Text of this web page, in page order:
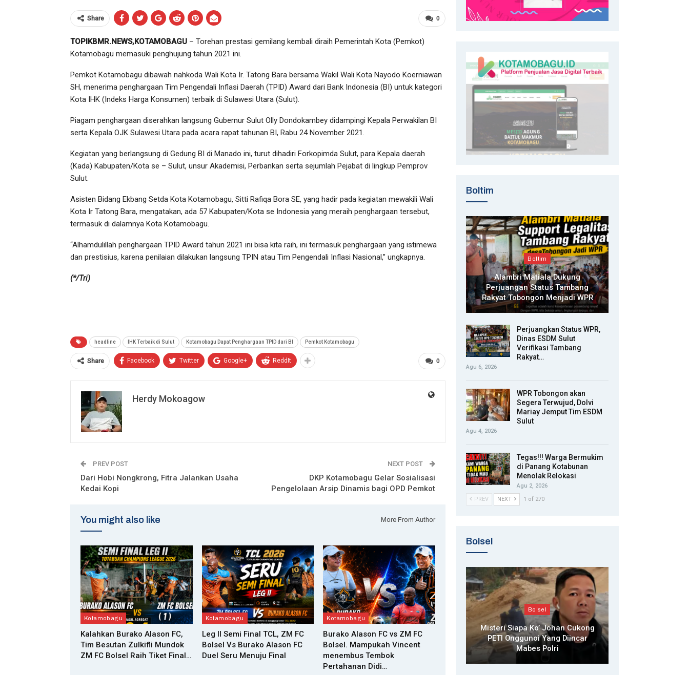
0
Share
TOPIKBMR.NEWS,KOTAMOBAGU – Torehan prestasi gemilang kembali diraih Pemerintah Kota (Pemkot)
Kotamobagu memasuki penghujung tahun 2021 ini.
Pemkot Kotamobagu dibawah nahkoda Wali Kota Ir. Tatong Bara bersama Wakil Wali Kota Nayodo Koerniawan
SH, menerima penghargaan Tim Pengendali Inflasi Daerah (TPID) Award dari Bank Indonesia (BI) untuk kategori
Kota IHK (Indeks Harga Konsumen) terbaik di Sulawesi Utara (Sulut).
Piagam penghargaan diserahkan langsung Gubernur Sulut Olly Dondokambey didampingi Kepala Perwakilan BI
serta Kepala OJK Sulawesi Utara pada acara rapat tahunan BI, Rabu 24 November 2021.
Kegiatan yang berlangsung di Gedung BI di Manado ini, turut dihadiri Forkopimda Sulut, para Kepala daerah
(Kada) Kabupaten/Kota se – Sulut, unsur Akademisi, Perbankan serta sejumlah Pejabat di lingkup Pemprov
Sulut.
Asisten Bidang Ekbang Setda Kota Kotamobagu, Sitti Rafiqa Bora SE, yang hadir pada kegiatan mewakili Wali
Kota Ir Tatong Bara, mengatakan, ada 57 Kabupaten/Kota se Indonesia yang meraih penghargaan tersebut,
termasuk di dalamnya Kota Kotamobagu.
“Alhamdulillah penghargaan TPID Award tahun 2021 ini bisa kita raih, ini termasuk penghargaan yang istimewa
dan prestisius, karena penilaian dilakukan langsung TPIN atau Tim Pengendali Inflasi Nasional,” ungkapnya.
(*/Tri)
headline IHK Terbaik di Sulut Kotamobagu Dapat Penghargaan TPID dari BI Pemkot Kotamobagu
0
Share Facebook Twitter Google+ ReddIt
Herdy Mokoagow
PREV POST
Dari Hobi Nongkrong, Fitra Jalankan Usaha
Kedai Kopi
NEXT POST
DKP Kotamobagu Gelar Sosialisasi
Pengelolaan Arsip Dinamis bagi OPD Pemkot
You might also like More From Author
Kotamobagu
Kalahkan Burako Alason FC,
Tim Besutan Zulkifli Mundok
ZM FC Bolsel Raih Tiket Final…
Kotamobagu
Leg II Semi Final TCL, ZM FC
Bolsel Vs Burako Alason FC
Duel Seru Menuju Final
Kotamobagu
Burako Alason FC vs ZM FC
Bolsel. Mampukah Vincent
menembus Tembok
Pertahanan Didi…
Boltim
Boltim
Alambri Matiala Dukung
Perjuangan Status Tambang
Rakyat Tobongon Menjadi WPR
Perjuangkan Status WPR,
Dinas ESDM Sulut
Verifikasi Tambang
Rakyat…
Agu 6, 2026
WPR Tobongon akan
Segera Terwujud, Dolvi
Mariay Jemput Tim ESDM
Sulut
Agu 4, 2026
Tegas!!! Warga Bermukim
di Panang Kotabunan
Menolak Relokasi
Agu 2, 2026
PREV
NEXT 1 of 270
Bolsel
Bolsel
Misteri Siapa Ko’ Johan Cukong
PETI Onggunoi Yang Diincar
Mabes Polri